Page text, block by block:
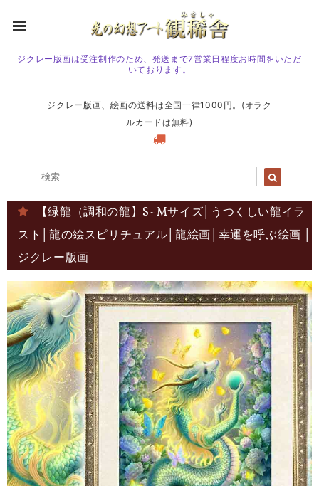
ジクレー版画は受注制作のため、発送まで7営業日程度お時間をいただ
いております。
ジクレー版画、絵画の送料は全国一律1000円。(オラク
ルカードは無料)
【緑龍（調和の龍】S~Mサイズ│うつくしい龍イラ
スト│龍の絵スピリチュアル│龍絵画│幸運を呼ぶ絵画 │
ジクレー版画